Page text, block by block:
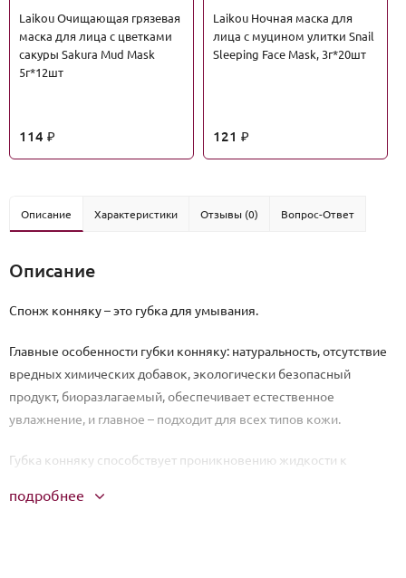
Laikou Очищающая грязевая
маска для лица с цветками
сакуры Sakura Mud Mask
5г*12шт
114 ₽
Laikou Ночная маска для
лица с муцином улитки Snail
Sleeping Face Mask, 3г*20шт
121 ₽
Описание Характеристики Отзывы (0) Вопрос-Ответ
Описание
Спонж конняку – это губка для умывания.
Главные особенности губки конняку: натуральность, отсутствие
вредных химических добавок, экологически безопасный
продукт, биоразлагаемый, обеспечивает естественное
увлажнение, и главное – подходит для всех типов кожи.
Губка конняку способствует проникновению жидкости к
более эластичной. Благодаря своей мягкой, но при этом весьма
подробнее